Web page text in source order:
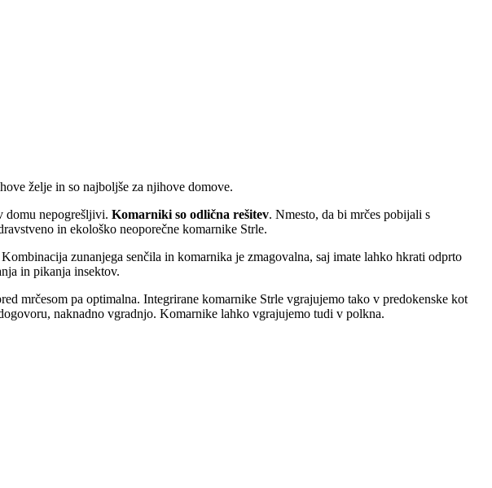
želje in so najboljše za njihove domove.
domu nepogrešljivi. Komarniki so odlična rešitev. Nmesto, da bi mrčes pobijali s
in ekološko neoporečne komarnike Strle.
zunanjega senčila in komarnika je zmagovalna, saj imate lahko hkrati odprto
in pikanja insektov.
mrčesom pa optimalna. Integrirane komarnike Strle vgrajujemo tako v predokenske kot
naknadno vgradnjo. Komarnike lahko vgrajujemo tudi v polkna.